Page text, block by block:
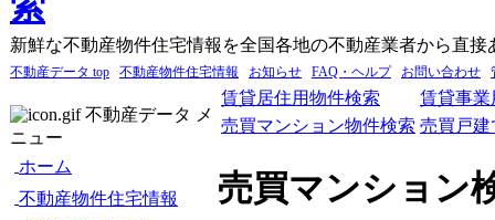
新鮮な不動産物件住宅情報を全国各地の不動産業者から直接
不動産データ top 不動産物件住宅情報 お知らせ FAQ・ヘルプ お問い合わせ
不動産データ メ
ニュー
ホーム
不動産物件住宅情報
賃貸居住用物件検索
賃貸事業
売買マンション物件検索 売買戸建
売買マンション